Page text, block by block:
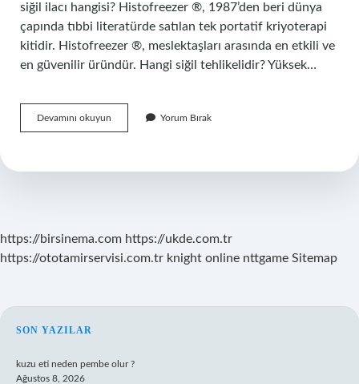
siğil ilacı hangisi? Histofreezer ®, 1987’den beri dünya
çapında tıbbi literatürde satılan tek portatif kriyoterapi
kitidir. Histofreezer ®, meslektaşları arasında en etkili ve
en güvenilir üründür. Hangi siğil tehlikelidir? Yüksek…
Devamını okuyun
Siğil
Yorum Bırak
https://birsinema.com https://ukde.com.tr
https://ototamirservisi.com.tr knight online nttgame Sitemap
SIDEBAR
SON YAZILAR
kuzu eti neden pembe olur ?
Ağustos 8, 2026